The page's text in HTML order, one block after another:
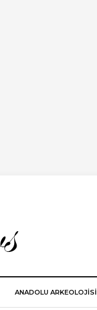
ANADOLU ARKEOLOJİSİ